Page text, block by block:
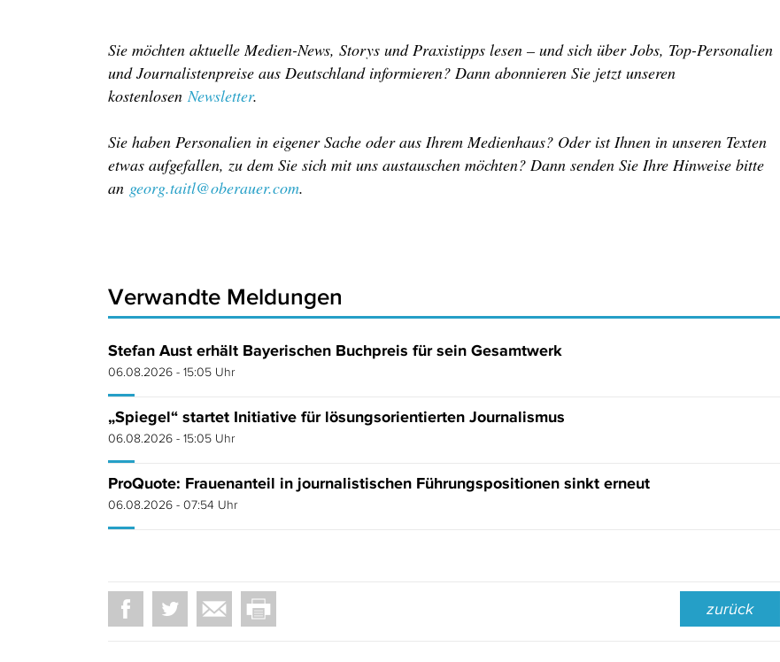
Sie möchten aktuelle Medien-News, Storys und Praxistipps lesen – und sich über Jobs, Top-Personalien
und Journalistenpreise aus Deutschland informieren? Dann abonnieren Sie jetzt unseren
kostenlosenNewsletter.
Sie haben Personalien in eigener Sache oder aus Ihrem Medienhaus? Oder ist Ihnen in unseren Texten
etwas aufgefallen, zu dem Sie sich mit uns austauschen möchten? Dann senden Sie Ihre Hinweise bitte
an georg.taitl@oberauer.com.
Verwandte Meldungen
Stefan Aust erhält Bayerischen Buchpreis für sein Gesamtwerk
06.08.2026 - 15:05 Uhr
„Spiegel“ startet Initiative für lösungsorientierten Journalismus
06.08.2026 - 15:05 Uhr
ProQuote: Frauenanteil in journalistischen Führungspositionen sinkt erneut
06.08.2026 - 07:54 Uhr
zurück